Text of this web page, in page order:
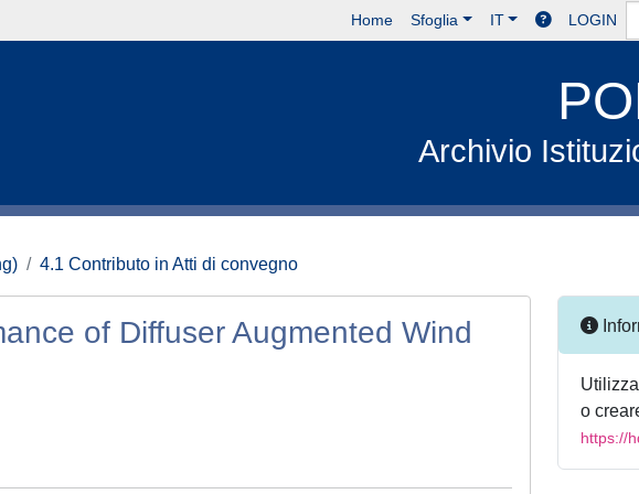
Home Sfoglia IT LOGIN
Archivio
4.1 Contributo in Atti di convegno
of Diffuser Augmented Wind
o
https://